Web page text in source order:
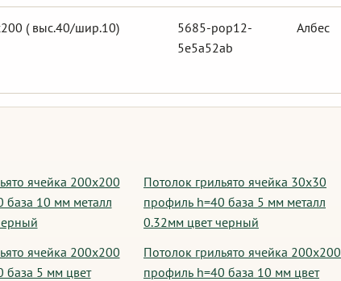
( выс.40/шир.10)
5685-pop12-
5e5a52ab
Албес
ячейка 200х200
база 10 мм металл
Потолок грильято ячейка 30х30
профиль h=40 база 5 мм металл
0.32мм цвет черный
ячейка 200х200
база 5 мм цвет
Потолок грильято ячейка 200х200
профиль h=40 база 10 мм цвет